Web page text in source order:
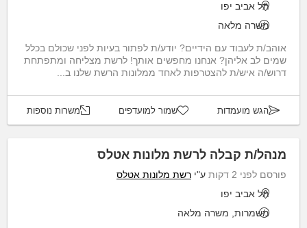
תל אביב יפו
משרה מלאה
אוהב/ת לעבוד עם הידיים? יודע/ת לפתור בעיות לפני שכולם בכלל
שמים לב אליהן? אנחנו מחפשים אותך! לרשת מצליחה ומתפתחת
דרוש/ה איש/ת להצטרפות לאחד ממלונות הרשת שלנו ב...
הגש מועמדות שמור למועדפים משרות נוספות
מנהל/ת קבלה לרשת מלונות אטלס
פורסם לפני 2 דקות ע"י רשת מלונות אטלס
תל אביב יפו
משמרות, משרה מלאה